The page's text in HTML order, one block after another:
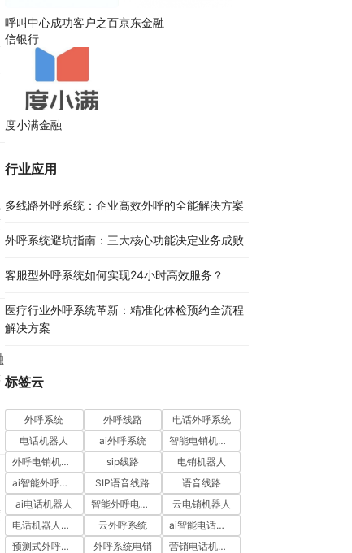
呼叫中心成功客户之百
信银行
京东金融
度小满金融
行业应用
多线路外呼系统：企业高效外呼的全能解决方案​
外呼系统避坑指南：三大核心功能决定业务成败​
客服型外呼系统如何实现24小时高效服务？
医疗行业外呼系统革新：精准化体检预约全流程
解决方案​
标签云
外呼系统 外呼线路
电话外呼系统
电话机器人
ai外呼系统
智能电销机器人
外呼电销机器人
sip线路
电销机器人
ai智能外呼系统
SIP语音线路
语音线路
ai电话机器人
智能外呼电销机器人
云电销机器人
电话机器人外呼
云外呼系统
ai智能电话机器人
预测式外呼系统
外呼系统电销 营销电话机器人